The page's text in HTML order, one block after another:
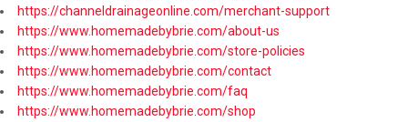
https://channeldrainageonline.com/merchant-support
https://www.homemadebybrie.com/about-us
https://www.homemadebybrie.com/store-policies
https://www.homemadebybrie.com/contact
https://www.homemadebybrie.com/faq
https://www.homemadebybrie.com/shop